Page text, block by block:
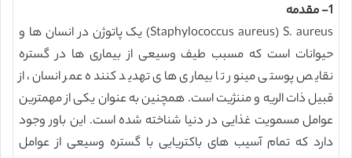
1- مقدمه
Staphylococcus aureus) S. aureus) یک پاتوژن در انسان ها و
حیوانات است که مسبب طیف وسیعی از بیماری ها در گستره
نقایص پوستی مینور تا بیماری های تهدید کننده عمر انسان، از
قبیل ذات الریه و مننژیت است. همچنین به عنوان یکی از مهمترین
عوامل مسمویت غذایی در دنیا شناخته شده است. این باور وجود
دارد که تمام آسیب های باکتریایی با گستره وسیعی از عوامل